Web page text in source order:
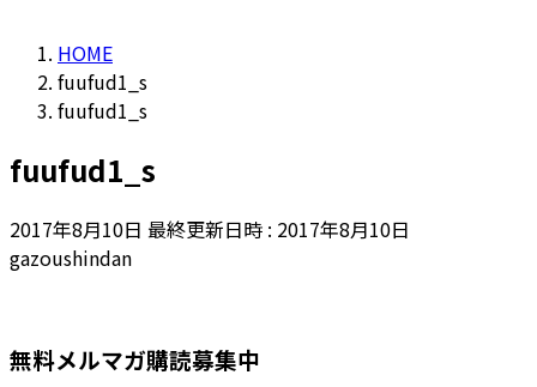
HOME
fuufud1_s
fuufud1_s
fuufud1_s
2017年8月10日 最終更新日時 : 2017年8月10日
gazoushindan
無料メルマガ購読募集中